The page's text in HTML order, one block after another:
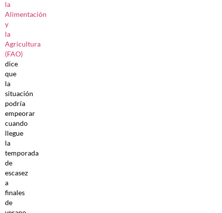
la
Alimentación
y
la
Agricultura
(FAO)
dice
que
la
situación
podría
empeorar
cuando
llegue
la
temporada
de
escasez
a
finales
de